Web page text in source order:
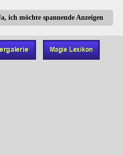
ich möchte spannende Anzeigen